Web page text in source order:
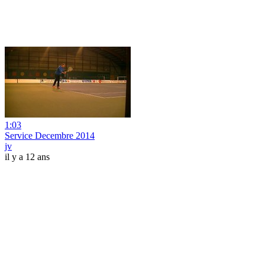
1:03
Service Decembre 2014
jv
il y a 12 ans